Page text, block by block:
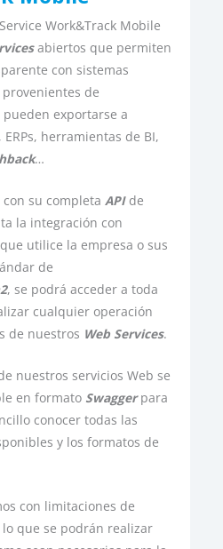
Work&Track Mobile
abiertos que permiten
con sistemas
de
exportarse a
herramientas de BI,
…
con su completaAPIde
la integración con
utilice la empresa o sus
de
, se podrá acceder a toda
cualquier operación
de nuestros Web Services.
nuestros servicios Web se
en formato Swaggerpara
conocer todas las
y los formatos de
con limitaciones de
que se podrán realizar